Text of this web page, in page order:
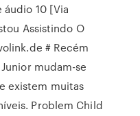
10 [Via
Assistindo O
# Recém
mudam-se
existem muitas
Problem Child